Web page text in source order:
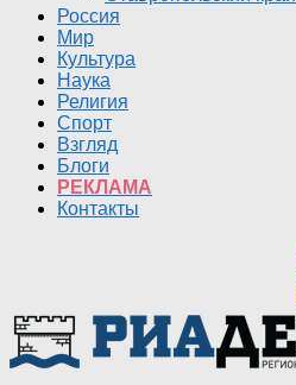
Россия
Мир
Культура
Наука
Религия
Спорт
Взгляд
Блоги
РЕКЛАМА
Контакты